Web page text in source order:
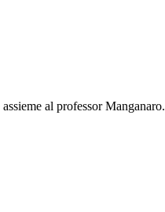
al professor Manganaro.